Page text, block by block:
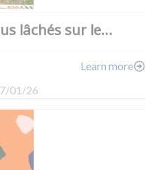
lâchés sur le…
Learn more
01/26